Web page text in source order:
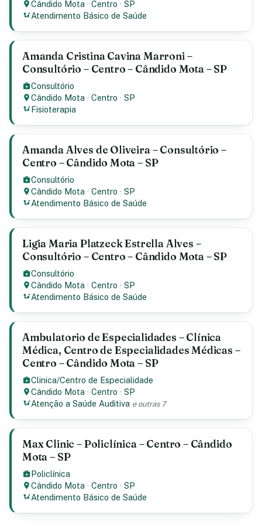
Cândido Mota ·Centro ·SP
Atendimento Básico de Saúde
Amanda Cristina Cavina Marroni –
Consultório – Centro – Cândido Mota – SP
Consultório
Cândido Mota ·Centro ·SP
Fisioterapia
Amanda Alves de Oliveira – Consultório –
Centro – Cândido Mota – SP
Consultório
Cândido Mota ·Centro ·SP
Atendimento Básico de Saúde
Ligia Maria Platzeck Estrella Alves –
Consultório – Centro – Cândido Mota – SP
Consultório
Cândido Mota ·Centro ·SP
Atendimento Básico de Saúde
Ambulatorio de Especialidades – Clínica
Médica, Centro de Especialidades Médicas –
Centro – Cândido Mota – SP
Clinica/Centro de Especialidade
Cândido Mota ·Centro ·SP
Atenção a Saúde Auditiva e outras 7
Max Clinic – Policlínica – Centro – Cândido
Mota – SP
Policlínica
Cândido Mota ·Centro ·SP
Atendimento Básico de Saúde